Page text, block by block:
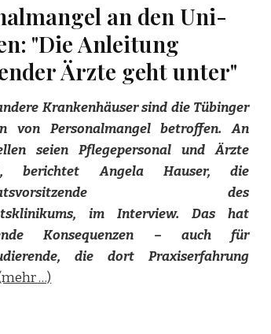
an den Uni-
"Die Anleitung
Ärzte geht unter"
Krankenhäuser sind die Tübinger
von Personalmangel betroffen. An
seien Pflegepersonal und Ärzte
berichtet Angela Hauser, die
des
im Interview. Das hat
Konsequenzen – auch für
die dort Praxiserfahrung
…)